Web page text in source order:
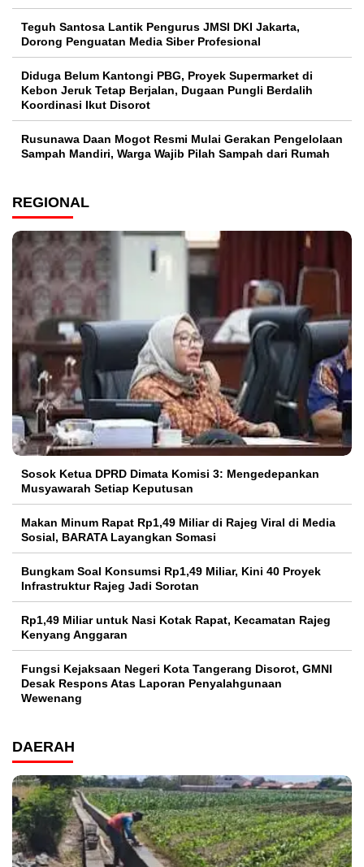
Teguh Santosa Lantik Pengurus JMSI DKI Jakarta,
Dorong Penguatan Media Siber Profesional
Diduga Belum Kantongi PBG, Proyek Supermarket di
Kebon Jeruk Tetap Berjalan, Dugaan Pungli Berdalih
Koordinasi Ikut Disorot
Rusunawa Daan Mogot Resmi Mulai Gerakan Pengelolaan
Sampah Mandiri, Warga Wajib Pilah Sampah dari Rumah
REGIONAL
Sosok Ketua DPRD Dimata Komisi 3: Mengedepankan
Musyawarah Setiap Keputusan
Makan Minum Rapat Rp1,49 Miliar di Rajeg Viral di Media
Sosial, BARATA Layangkan Somasi
Bungkam Soal Konsumsi Rp1,49 Miliar, Kini 40 Proyek
Infrastruktur Rajeg Jadi Sorotan
Rp1,49 Miliar untuk Nasi Kotak Rapat, Kecamatan Rajeg
Kenyang Anggaran
Fungsi Kejaksaan Negeri Kota Tangerang Disorot, GMNI
Desak Respons Atas Laporan Penyalahgunaan
Wewenang
DAERAH